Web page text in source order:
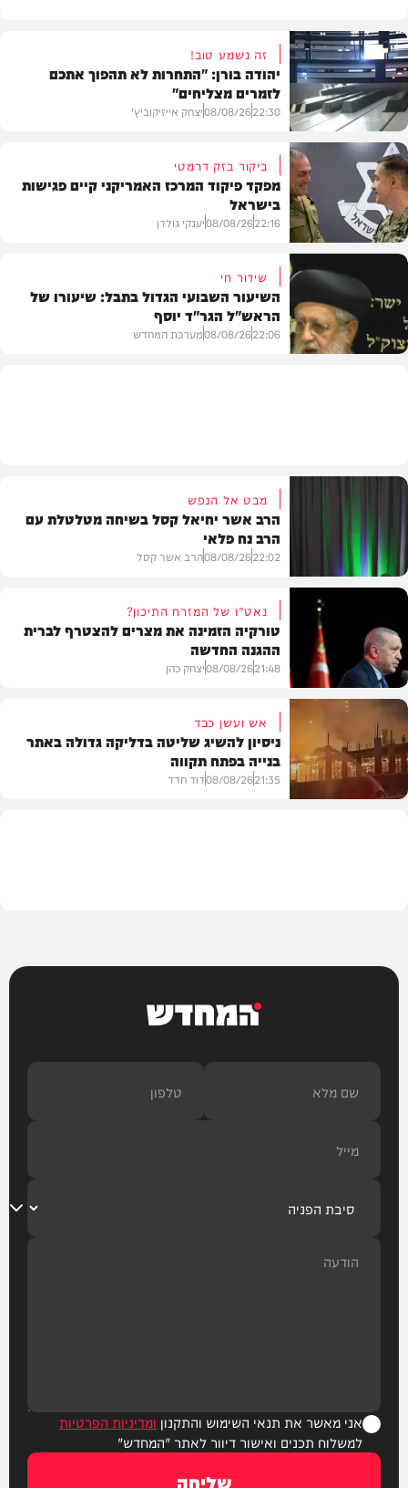
חדשות
זה נשמע טוב!
יהודה בורן: "התחרות לא תהפוך אתכם
לזמרים מצליחים"
22:30
08/08/26יצחק אייזיקוביץ'
חדשות
ביקור בזק דרמטי
מפקד פיקוד המרכז האמריקני קיים פגישות
בישראל
22:16
08/08/26יענקי גולדן
שידור חי
השיעור השבועי הגדול בתבל: שיעורו של
הראש"ל הגר"ד יוסף
22:06
08/08/26מערכת המחדש
חדשות
מבט אל הנפש
הרב אשר יחיאל קסל בשיחה מטלטלת עם
הרב נח פלאי
22:02
08/08/26הרב אשר קסל
חדשות
נאט"ו של המזרח התיכון?
טורקיה הזמינה את מצרים להצטרף לברית
ההגנה החדשה
21:48
08/08/26יצחק כהן
אש ועשן כבד
ניסיון להשיג שליטה בדליקה גדולה באתר
בנייה בפתח תקווה
21:35
08/08/26דוד חדד
המחדש
אני מאשר את תנאי השימוש והתקנון ומדיניות הפרטיות
למשלוח תכנים ואישור דיוור לאתר "המחדש"
שליחה